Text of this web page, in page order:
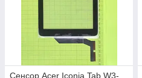
Сенсор Acer Iconia Tab W3-